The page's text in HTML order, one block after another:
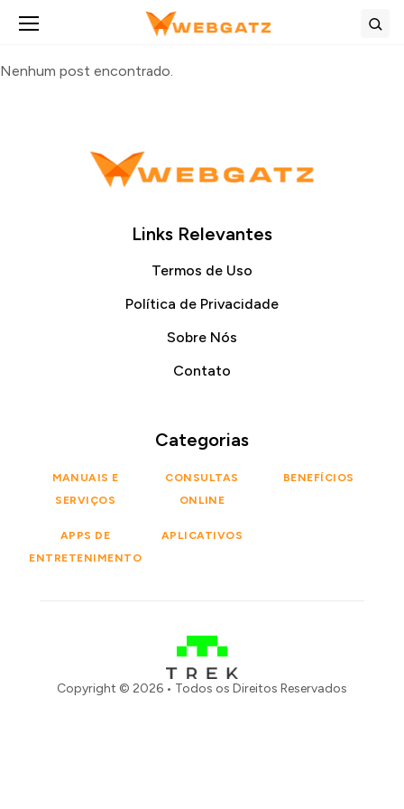
Abrir menu
Nenhum post encontrado.
Links Relevantes
Termos de Uso
Política de Privacidade
Sobre Nós
Contato
Categorias
MANUAIS E
SERVIÇOS
CONSULTAS
ONLINE
BENEFÍCIOS
APPS DE
ENTRETENIMENTO
APLICATIVOS
Copyright © 2026 • Todos os Direitos Reservados